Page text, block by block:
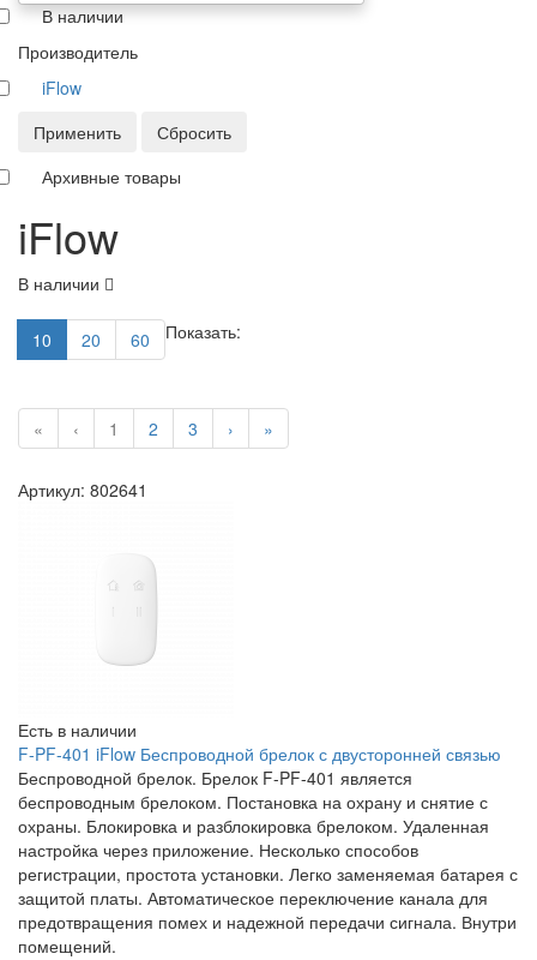
В наличии
Производитель
iFlow
Применить
Сбросить
Архивные товары
iFlow
В наличии
Показать:
10 20 60
« ‹ 1 2 3 › »
Артикул: 802641
Есть в наличии
F-PF-401 iFlow Беспроводной брелок с двусторонней связью
Беспроводной брелок. Брелок F-PF-401 является
беспроводным брелоком. Постановка на охрану и снятие с
охраны. Блокировка и разблокировка брелоком. Удаленная
настройка через приложение. Несколько способов
регистрации, простота установки. Легко заменяемая батарея с
защитой платы. Автоматическое переключение канала для
предотвращения помех и надежной передачи сигнала. Внутри
помещений.